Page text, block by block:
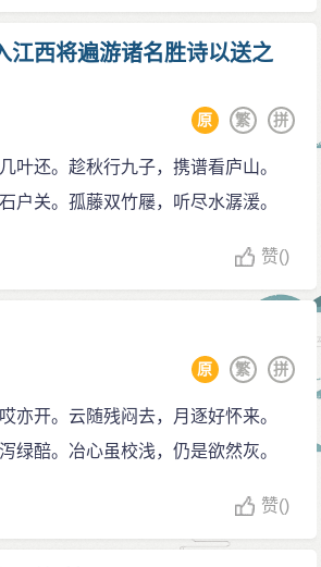
，连购买棺材及眷属回故里的路费
兄袁宗道、弟袁中道并有才名，合
至今的作品集有《潇碧堂集二十
十卷》，《瓶花斋集十卷》，《锦
。其中《满井游记》被编入八年级
。
江西将遍游诸名胜诗以送之
拼
繁
原
叶还。趁秋行九子，携谱看庐山。
户关。孤藤双竹屦，听尽水潺湲。
赞()
拼
繁
原
亦开。云随残闷去，月逐好怀来。
绿醅。冶心虽校浅，仍是欲然灰。
赞()